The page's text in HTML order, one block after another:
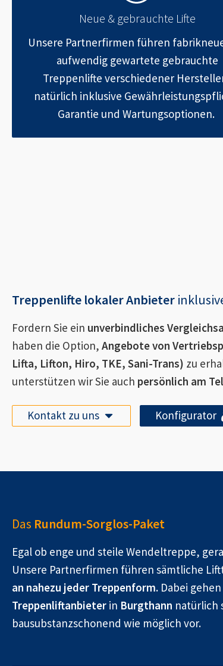
Neue & gebrauchte Lifte
Unsere Partnerfirmen führen
aufwendig gewartete gebrauchte
Treppenlifte verschiedener
natürlich inklusive
Garantie und Wartungsoptionen.
Treppenlifte lokaler Anbieter
Fordern Sie ein unverbindliches
haben die Option, Angebote von
Lifta, Lifton, Hiro, TKE, Sani-Trans) zu
unterstützen wir Sie auch persönlich am
Kontakt zu uns Konfigurator
Das Rundum-Sorglos-Paket
Egal ob enge und steile Wendeltreppe,
Unsere Partnerfirmen führen sämtliche
an nahezu jeder Treppenform. Dabei
Treppenliftanbieter in Burgthann natürlich
bausubstanzschonend wie möglich vor.